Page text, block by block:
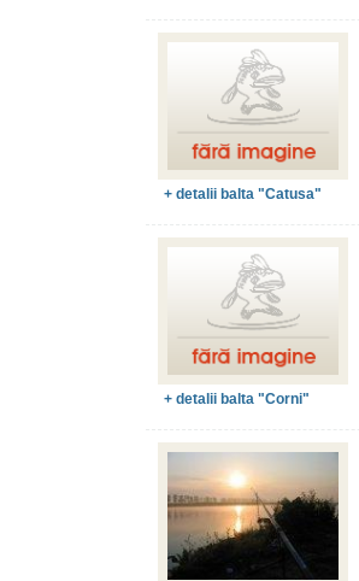
+ detalii balta "Catusa"
+ detalii balta "Corni"